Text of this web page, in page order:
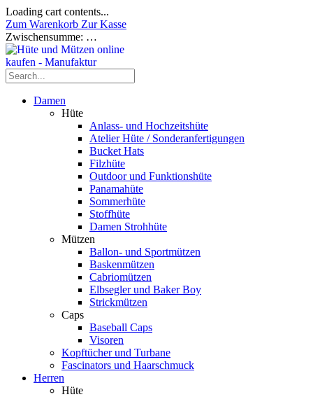
Loading cart contents...
Zum Warenkorb Zur Kasse
Zwischensumme: …
Damen
Hüte
Anlass- und Hochzeitshüte
Atelier Hüte / Sonderanfertigungen
Bucket Hats
Filzhüte
Outdoor und Funktionshüte
Panamahüte
Sommerhüte
Stoffhüte
Damen Strohhüte
Mützen
Ballon- und Sportmützen
Baskenmützen
Cabriomützen
Elbsegler und Baker Boy
Strickmützen
Caps
Baseball Caps
Visoren
Kopftücher und Turbane
Fascinators und Haarschmuck
Herren
Hüte